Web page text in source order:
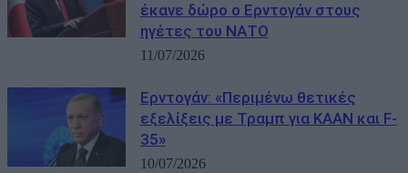
έκανε δώρο ο Ερντογάν στους
ηγέτες του ΝΑΤΟ
11/07/2026
Ερντογάν: «Περιμένω θετικές
εξελίξεις με Τραμπ για KAAN και F-
35»
10/07/2026